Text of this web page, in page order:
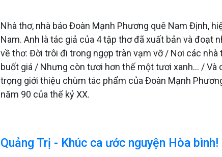
Nhà thơ, nhà báo Đoàn Mạnh Phương quê Nam Định,
Nam. Anh là tác giả của 4 tập thơ đã xuất bản và đoạt
về thơ: Đời trôi đi trong ngợp tràn vạm vỡ / Nơi các
buốt giá / Nhưng còn tươi hơn thế một tươi xanh… /
trọng giới thiệu chùm tác phẩm của Đoàn Mạnh
năm 90 của thế kỷ XX.
Quảng Trị - Khúc ca ước nguyện Hòa bình!